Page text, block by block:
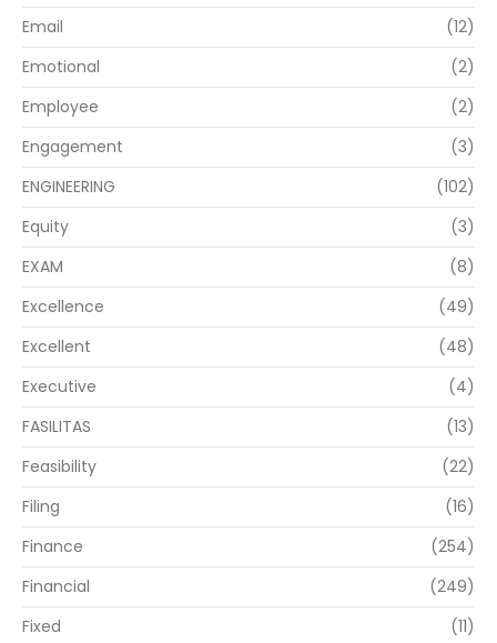
Email
(12)
Emotional
(2)
Employee
(2)
Engagement
(3)
ENGINEERING
(102)
Equity
(3)
EXAM
(8)
Excellence
(49)
Excellent
(48)
Executive
(4)
FASILITAS
(13)
Feasibility
(22)
Filing
(16)
Finance
(254)
Financial
(249)
Fixed
(11)